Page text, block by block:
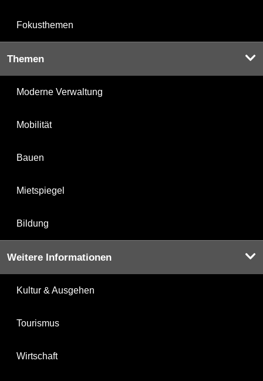
Fokusthemen
Themen
Moderne Verwaltung
Mobilität
Bauen
Mietspiegel
Bildung
Weitere Informationen
Kultur & Ausgehen
Tourismus
Wirtschaft